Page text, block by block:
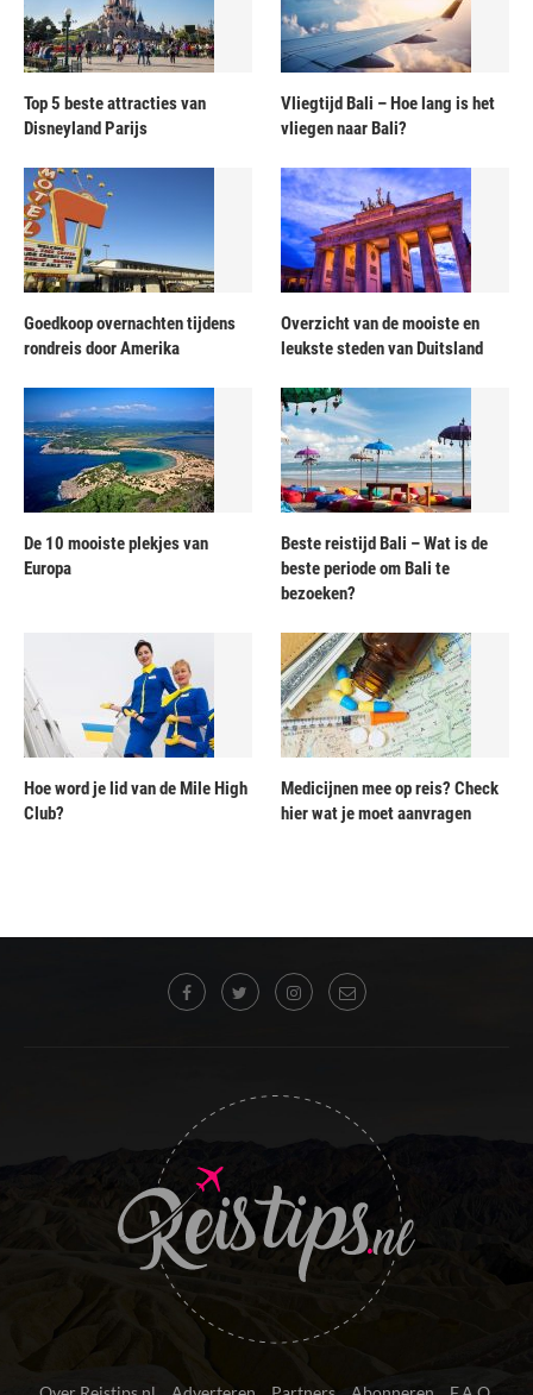
Top 5 beste attracties van
Disneyland Parijs
Vliegtijd Bali – Hoe lang is het
vliegen naar Bali?
Goedkoop overnachten tijdens
rondreis door Amerika
Overzicht van de mooiste en
leukste steden van Duitsland
De 10 mooiste plekjes van
Europa
Beste reistijd Bali – Wat is de
beste periode om Bali te
bezoeken?
Hoe word je lid van de Mile High
Club?
Medicijnen mee op reis? Check
hier wat je moet aanvragen